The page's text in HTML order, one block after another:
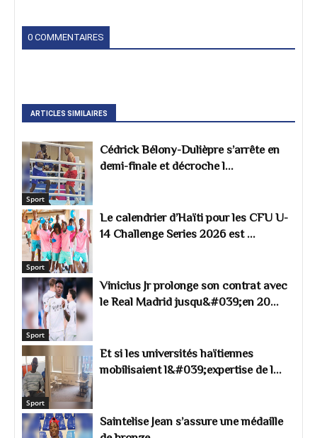
0 COMMENTAIRES
ARTICLES SIMILAIRES
Sport
Cédrick Bélony-Dulièpre s’arrête en
demi-finale et décroche l...
Sport
Le calendrier d’Haïti pour les CFU U-
14 Challenge Series 2026 est ...
Sport
Vinicius Jr prolonge son contrat avec
le Real Madrid jusqu&#039;en 20...
Sport
Et si les universités haïtiennes
mobilisaient l&#039;expertise de l...
Saintelise Jean s’assure une médaille